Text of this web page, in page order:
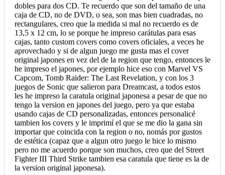
dobles para dos CD. Te recuerdo que son del tamaño de una
caja de CD, no de DVD, o sea, son mas bien cuadradas, no
rectangulares, creo que la medida si mal no recuerdo es de
13,5 x 12 cm, lo se porque he impreso carátulas para esas
cajas, tanto custom covers como covers oficiales, a veces he
aprovechado y si de algun juego me gusta mas el cover
original japones en vez del de la region que tengo, entonces le
he impreso el japones, por ejemplo hice eso con Marvel VS
Capcom, Tomb Raider: The Last Revelation, y con los 3
juegos de Sonic que salieron para Dreamcast, a todos estos
les he impreso la caratula original japonesa a pesar de que no
tengo la version en japones del juego, pero ya que estaba
usando cajas de CD personalizadas, entonces personalicé
tambien los covers y le imprimí el que se me dio la gana sin
importar que coincida con la region o no, nomás por gustos
de estética (capaz que a algun otro juego le hice lo mismo
pero no me acuerdo porque son muchos, creo que del Street
Fighter III Third Strike tambien esa caratula que tiene es la de
la version original japonesa).